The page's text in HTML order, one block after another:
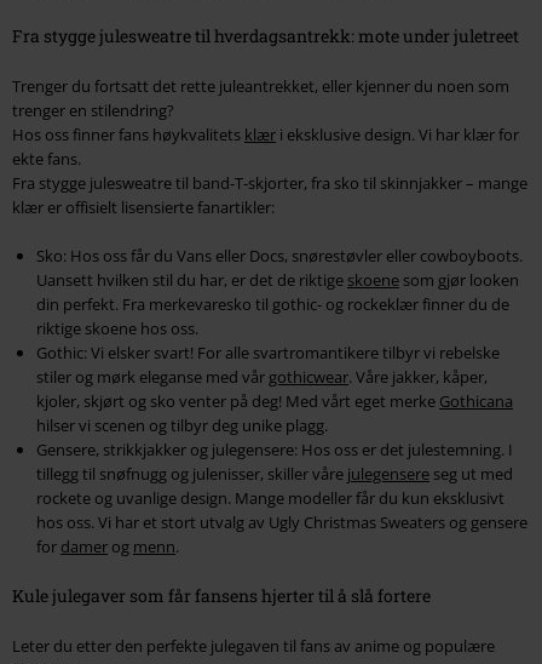
Fra stygge julesweatre til hverdagsantrekk: mote under juletreet
Trenger du fortsatt det rette juleantrekket, eller kjenner du noen som
trenger en stilendring?
Hos oss finner fans høykvalitets klær i eksklusive design. Vi har klær for
ekte fans.
Fra stygge julesweatre til band-T-skjorter, fra sko til skinnjakker – mange
klær er offisielt lisensierte fanartikler:
Sko: Hos oss får du Vans eller Docs, snørestøvler eller cowboyboots.
Uansett hvilken stil du har, er det de riktige skoene som gjør looken
din perfekt. Fra merkevaresko til gothic- og rockeklær finner du de
riktige skoene hos oss.
Gothic: Vi elsker svart! For alle svartromantikere tilbyr vi rebelske
stiler og mørk eleganse med vår gothicwear. Våre jakker, kåper,
kjoler, skjørt og sko venter på deg! Med vårt eget merke Gothicana
hilser vi scenen og tilbyr deg unike plagg.
Gensere, strikkjakker og julegensere: Hos oss er det julestemning. I
tillegg til snøfnugg og julenisser, skiller våre julegensere seg ut med
rockete og uvanlige design. Mange modeller får du kun eksklusivt
hos oss. Vi har et stort utvalg av Ugly Christmas Sweaters og gensere
for damer og menn.
Kule julegaver som får fansens hjerter til å slå fortere
Leter du etter den perfekte julegaven til fans av anime og populære